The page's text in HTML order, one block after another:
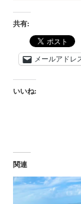
共有:
メールアドレ
いいね:
関連